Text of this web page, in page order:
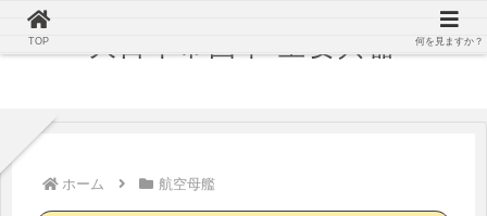
ホーム 航空母艦
TOP 何を見ますか？